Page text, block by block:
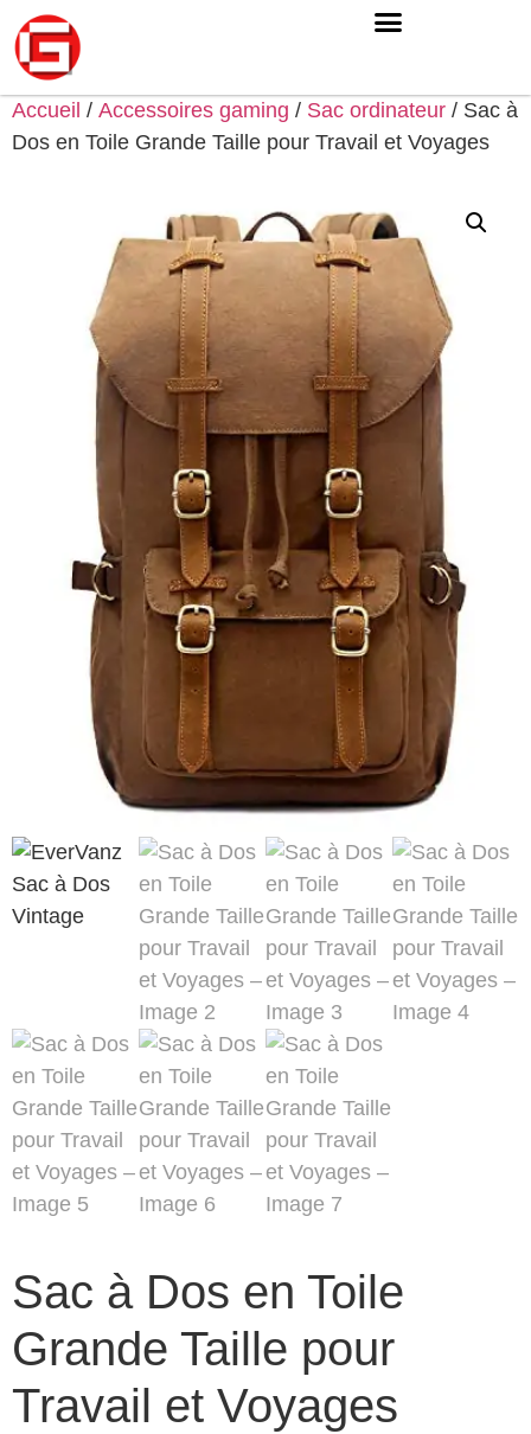
Accueil / Accessoires gaming / Sac ordinateur / Sac à
Dos en Toile Grande Taille pour Travail et Voyages
Sac à Dos en Toile
Grande Taille pour
Travail et Voyages